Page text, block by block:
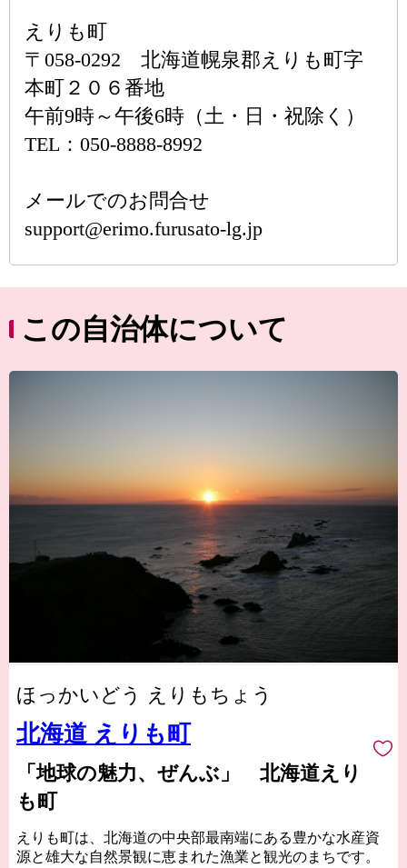
えりも町
〒058-0292 北海道幌泉郡えりも町字
本町２０６番地
午前9時～午後6時（土・日・祝除く）
TEL：050-8888-8992
メールでのお問合せ
support@erimo.furusato-lg.jp
この自治体について
ほっかいどう えりもちょう
北海道 えりも町
「地球の魅力、ぜんぶ」 北海道えり
も町
えりも町は、北海道の中央部最南端にある豊かな水産資
源と雄大な自然景観に恵まれた漁業と観光のまちです。